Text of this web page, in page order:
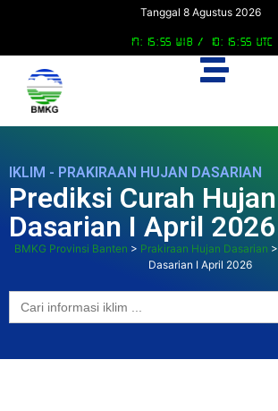
Tanggal 8 Agustus 2026
17:15:55 WIB / 10:15:55 UTC
IKLIM - PRAKIRAAN HUJAN DASARIAN
Prediksi Curah Hujan
Dasarian I April 2026
BMKG Provinsi Banten > Prakiraan Hujan Dasarian >
Dasarian I April 2026
Search
for: